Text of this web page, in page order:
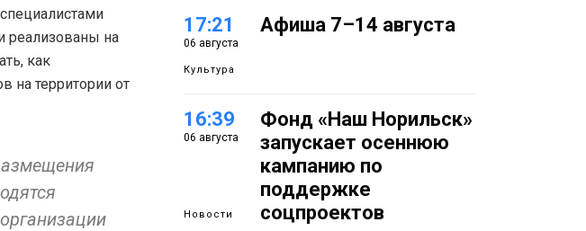
реализованы на
как
на территории от
17:21
06 августа
Культура
Афиша 7–14 августа
16:39
06 августа
Новости
Фонд «Наш Норильск»
запускает осеннюю
кампанию по
поддержке
соцпроектов